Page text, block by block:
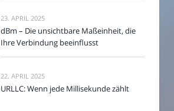
23. APRIL 2025
dBm – Die unsichtbare Maßeinheit, die
Ihre Verbindung beeinflusst
22. APRIL 2025
URLLC: Wenn jede Millisekunde zählt